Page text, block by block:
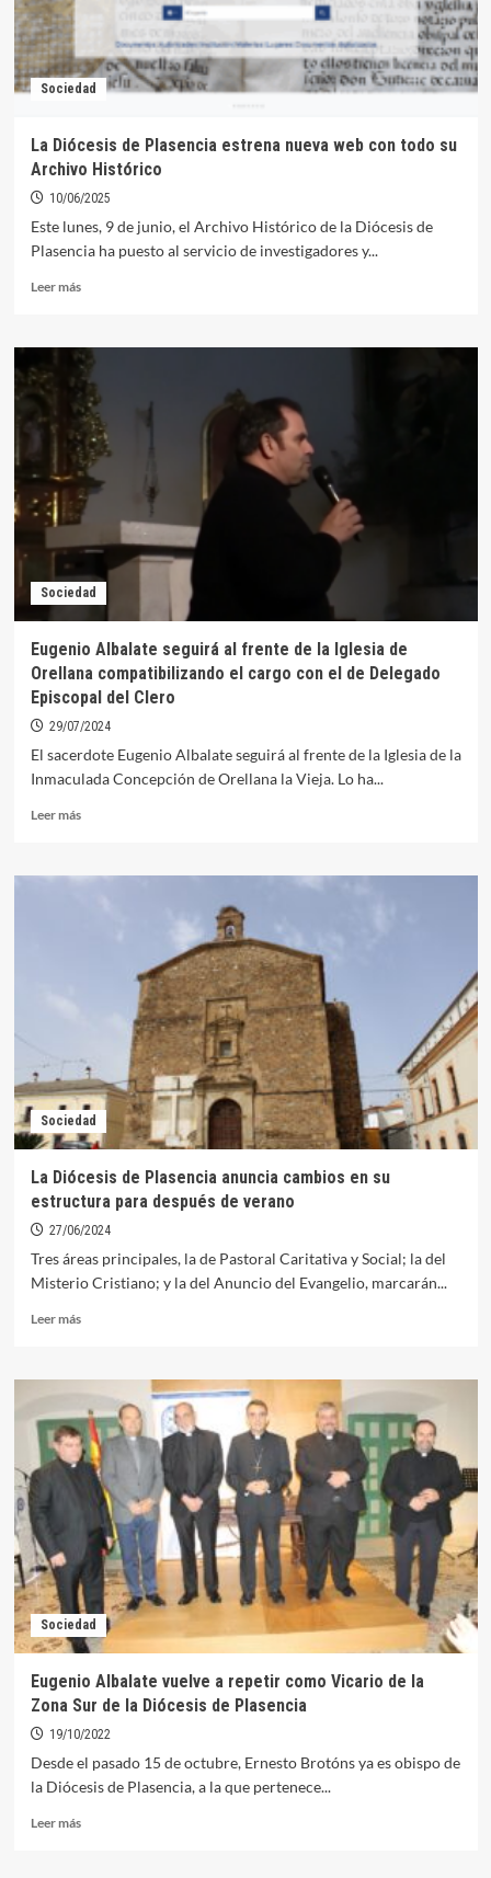
encuentro
Interdiocesano
Sociedad
La Diócesis de Plasencia estrena nueva web con todo su
Archivo Histórico
10/06/2025
Este lunes, 9 de junio, el Archivo Histórico de la Diócesis de
Plasencia ha puesto al servicio de investigadores y...
Leer másLeer
La
Diócesis
de
Plasencia
estrena
nueva
web
con
todo
Archivo
Histórico
Sociedad
Eugenio Albalate seguirá al frente de la Iglesia de
Orellana compatibilizando el cargo con el de Delegado
Episcopal del Clero
29/07/2024
El sacerdote Eugenio Albalate seguirá al frente de la Iglesia de la
Inmaculada Concepción de Orellana la Vieja. Lo ha...
Leer másLeer
Eugenio
Orellana
compatibilizando
el
cargo
con
de
Delegado
Episcopal
Clero
Sociedad
La Diócesis de Plasencia anuncia cambios en su
estructura para después de verano
27/06/2024
Tres áreas principales, la de Pastoral Caritativa y Social; la del
Misterio Cristiano; y la del Anuncio del Evangelio, marcarán...
Leer másLeer
La
Diócesis
de
Plasencia
anuncia
cambios
estructura
para
después
de
verano
Sociedad
Eugenio Albalate vuelve a repetir como Vicario de la
Zona Sur de la Diócesis de Plasencia
19/10/2022
Desde el pasado 15 de octubre, Ernesto Brotóns ya es obispo de
la Diócesis de Plasencia, a la que pertenece...
Leer másLeer